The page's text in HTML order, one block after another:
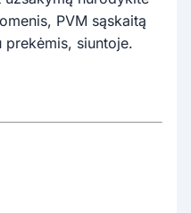
PVM sąskaitą
siuntoje.